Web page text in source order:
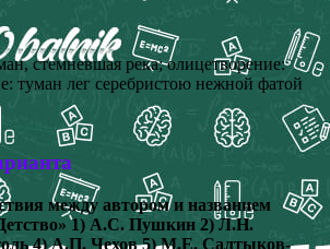
стемневшая река; олицетворение:
туман лег серебристою нежной фатой
между автором и названием
1) А.С. Пушкин 2) Л.Н.
4) А.П. Чехов 5) М.Е. Салтыков-